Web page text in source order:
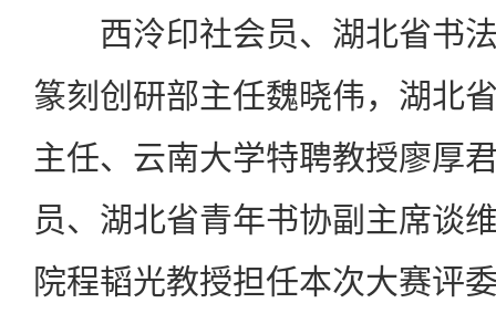
西泠印社会员、湖北省书法
篆刻创研部主任魏晓伟，湖北
主任、云南大学特聘教授廖厚
员、湖北省青年书协副主席谈
院程韬光教授担任本次大赛评